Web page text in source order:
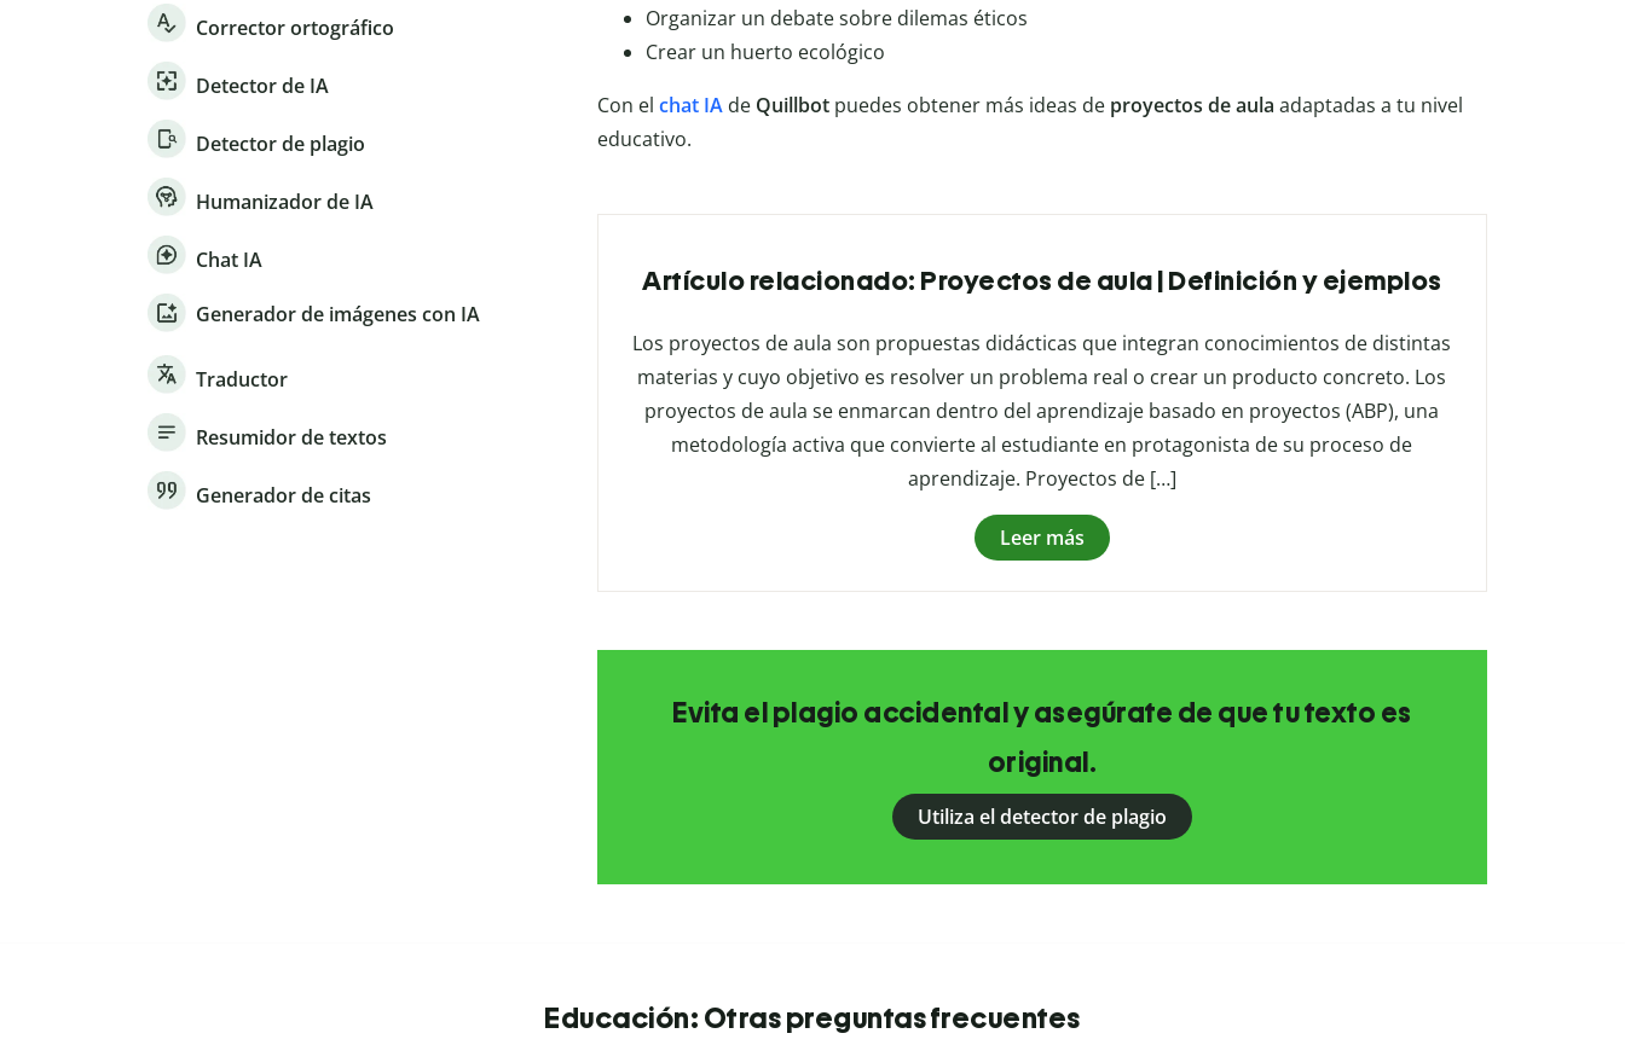
Corrector ortográfico
Detector de IA
Detector de plagio
Humanizador de IA
Chat IA
Generador de imágenes con IA
Traductor
Resumidor de textos
Generador de citas
Organizar un debate sobre dilemas éticos
Crear un huerto ecológico
Con el chat IAde Quillbotpuedes obtener más ideas de proyectos de aula adaptadas a tu nivel
educativo.
Artículo relacionado: Proyectos de aula | Definición y ejemplos
Los proyectos de aula son propuestas didácticas que integran conocimientos de distintas
materias y cuyo objetivo es resolver un problema real o crear un producto concreto. Los
proyectos de aula se enmarcan dentro del aprendizaje basado en proyectos (ABP), una
metodología activa que convierte al estudiante en protagonista de su proceso de
aprendizaje. Proyectos de […]
Leer más
Evita el plagio accidental y asegúrate de que tu texto es
original.
Utiliza el detector de plagio
Educación: Otras preguntas frecuentes